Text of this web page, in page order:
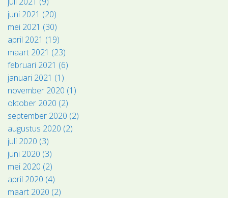
juni 2021 (20)
mei 2021 (30)
april 2021 (19)
maart 2021 (23)
februari 2021 (6)
januari 2021 (1)
november 2020 (1)
oktober 2020 (2)
september 2020 (2)
augustus 2020 (2)
juli 2020 (3)
juni 2020 (3)
mei 2020 (2)
april 2020 (4)
maart 2020 (2)